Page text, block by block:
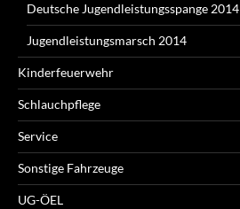
Deutsche Jugendleistungsspange 2014
Jugendleistungsmarsch 2014
Kinderfeuerwehr
Schlauchpflege
Service
Sonstige Fahrzeuge
UG-ÖEL